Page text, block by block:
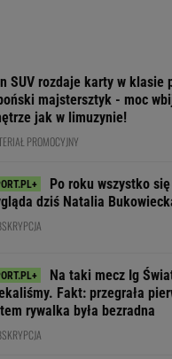
SUV rozdaje karty w klasie
majstersztyk - moc
jak w limuzynie!
PROMOCYJNY
Po roku wszystko
dziś Natalia
Na taki mecz Ig
Fakt: przegrała
rywalka była bezradna